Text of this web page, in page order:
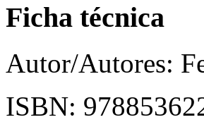
Ficha técnica
Autor/Autores:
ISBN: